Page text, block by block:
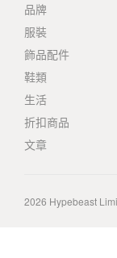
品牌
服裝
飾品配件
鞋類
生活
折扣商品
文章
2026 Hypebeast